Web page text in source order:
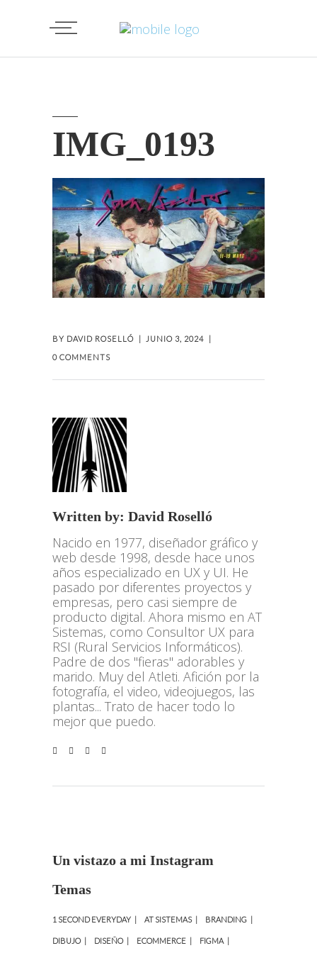
IMG_0193
BY DAVID ROSELLÓ
JUNIO 3, 2024
0 COMMENTS
Written by: David Roselló
Nacido en 1977, diseñador gráfico y
web desde 1998, desde hace unos
años especializado en UX y UI. He
pasado por diferentes proyectos y
empresas, pero casi siempre de
producto digital. Ahora mismo en AT
Sistemas, como Consultor UX para
RSI (Rural Servicios Informáticos).
Padre de dos "fieras" adorables y
marido. Muy del Atleti. Afición por la
fotografía, el video, videojuegos, las
plantas... Trato de hacer todo lo
mejor que puedo.
Un vistazo a mi Instagram
Temas
1 SECOND EVERYDAY AT SISTEMAS BRANDING
DIBUJO DISEÑO ECOMMERCE FIGMA